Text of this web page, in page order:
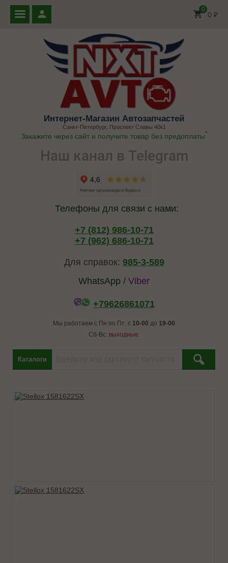
0
0 ₽
Интернет-Магазин Автозапчастей
Санкт-Петербург, Проспект Славы 40к1
Закажите через сайт и получите товар без предоплаты*
Наш канал в Telegram
Телефоны для связи с нами:
+7 (812) 986-10-71
+7 (962) 686-10-71
Для справок: 985-3-589
WhatsApp / Viber
+79626861071
Мы работаем с Пн по Пт: с 10-00 до 19-00
Сб-Вс: выходные.
Каталоги